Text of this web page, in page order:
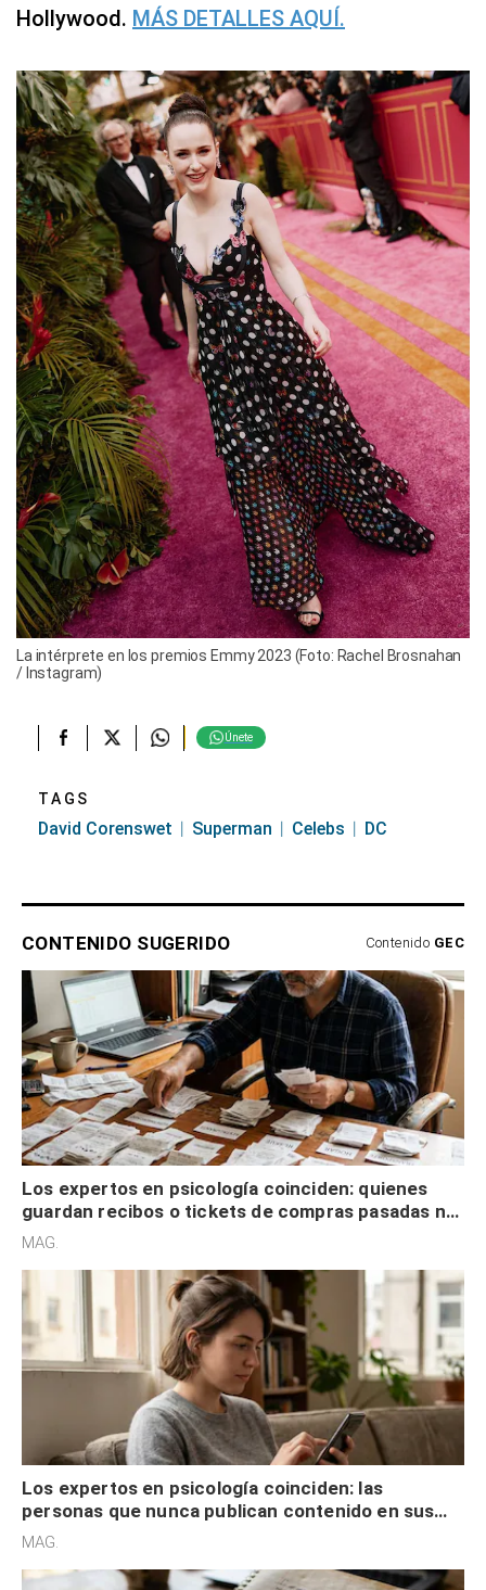
Hollywood. MÁS DETALLES AQUÍ.
La intérprete en los premios Emmy 2023 (Foto: Rachel Brosnahan
/ Instagram)
Únete
TAGS
David Corenswet Superman Celebs DC
CONTENIDO SUGERIDO Contenido GEC
Los expertos en psicología coinciden: quienes
guardan recibos o tickets de compras pasadas no
son acumuladores, sino que tienen necesidad de
MAG.
Los expertos en psicología coinciden: las
personas que nunca publican contenido en sus
redes sociales no pretenden buscar validación
MAG.